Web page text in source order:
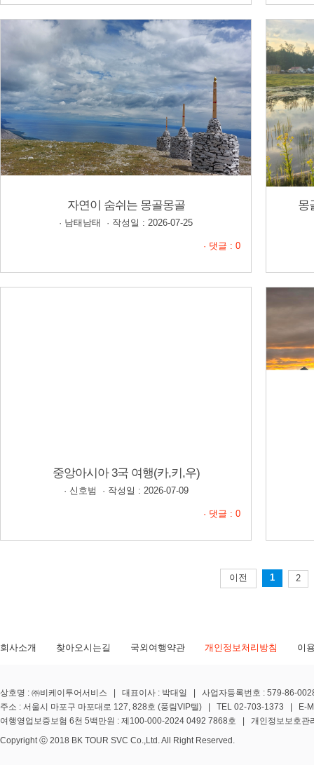
자연이 숨쉬는 몽골몽골
· 남태남태 · 작성일 : 2026-07-25
· 댓글 : 0
몽
중앙아시아 3국 여행(카,키,우)
· 신호범 · 작성일 : 2026-07-09
· 댓글 : 0
이전 1 2
회사소개 찾아오시는길 국외여행약관 개인정보처리방침 이
상호명 : ㈜비케이투어서비스 | 대표이사 : 박대일 | 사업자등록번호 : 579-86-
주소 : 서울시 마포구 마포대로 127, 828호 (풍림VIP텔) | TEL 02-703-1373 | E-
여행영업보증보험 6천 5백만원 : 제100-000-2024 0492 7868호 | 개인정보보호관
Copyright ⓒ 2018 BK TOUR SVC Co.,Ltd. All Right Reserved.